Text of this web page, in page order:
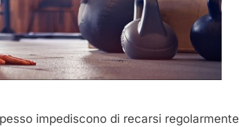
impediscono di recarsi regolarmente